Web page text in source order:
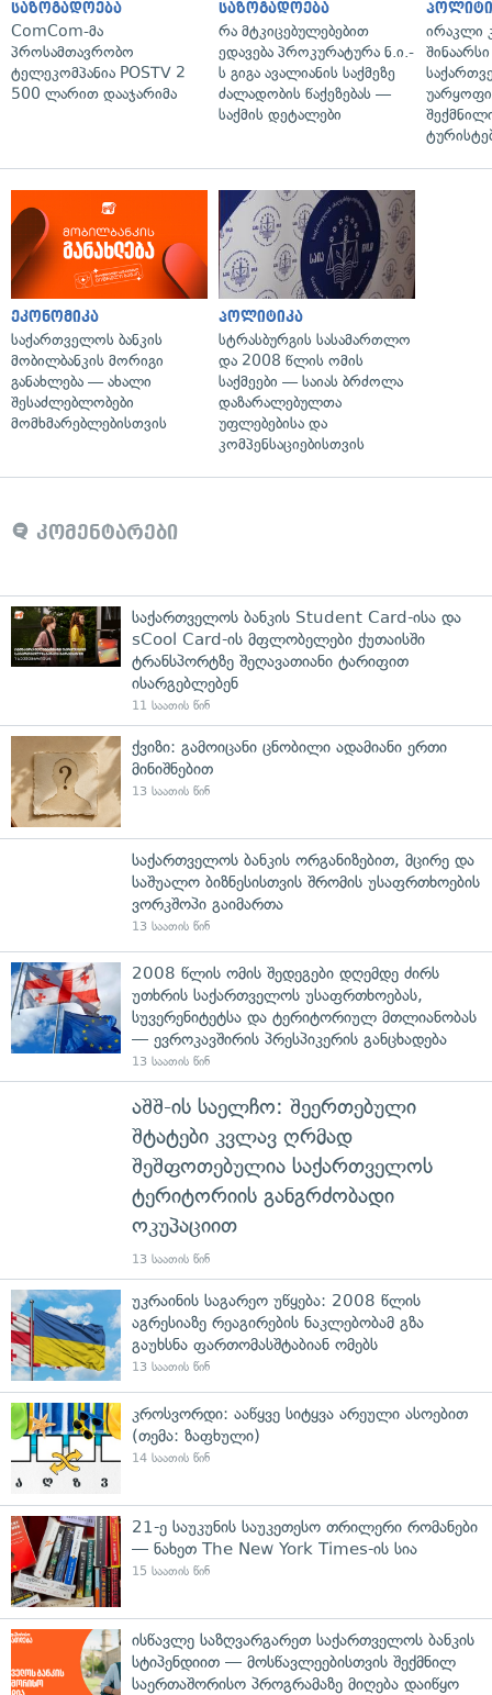
საზოგადოება
ComCom-მა
პროსამთავრობო
ტელეკომპანია POSTV 2
500 ლარით დააჯარიმა
საზოგადოება
რა მტკიცებულებებით
ედავება პროკურატურა ნ.ი.-
ს გიგა ავალიანის საქმეზე
ძალადობის წაქეზებას —
საქმის დეტალები
ირაკლი
ეკონომიკა
საქართველოს ბანკის
მობილბანკის მორიგი
განახლება — ახალი
შესაძლებლობები
მომხმარებლებისთვის
პოლიტიკა
სტრასბურგის სასამართლო
და 2008 წლის ომის
საქმეები — საიას ბრძოლა
დაზარალებულთა
უფლებებისა და
კომპენსაციებისთვის
კომენტარები
საქართველოს ბანკის Student Card-ისა და
sCool Card-ის მფლობელები ქუთაისში
ტრანსპორტზე შეღავათიანი ტარიფით
ისარგებლებენ
11 საათის წინ
ქვიზი: გამოიცანი ცნობილი ადამიანი ერთი
მინიშნებით
13 საათის წინ
საქართველოს ბანკის ორგანიზებით, მცირე და
საშუალო ბიზნესისთვის შრომის უსაფრთხოების
ვორკშოპი გაიმართა
13 საათის წინ
2008 წლის ომის შედეგები დღემდე ძირს
უთხრის საქართველოს უსაფრთხოებას,
სუვერენიტეტსა და ტერიტორიულ მთლიანობას
— ევროკავშირის პრესპიკერის განცხადება
13 საათის წინ
აშშ-ის საელჩო: შეერთებული
შტატები კვლავ ღრმად
შეშფოთებულია საქართველოს
ტერიტორიის განგრძობადი
ოკუპაციით
13 საათის წინ
უკრაინის საგარეო უწყება: 2008 წლის
აგრესიაზე რეაგირების ნაკლებობამ გზა
გაუხსნა ფართომასშტაბიან ომებს
13 საათის წინ
კროსვორდი: ააწყვე სიტყვა არეული ასოებით
(თემა: ზაფხული)
14 საათის წინ
21-ე საუკუნის საუკეთესო თრილერი რომანები
— ნახეთ The New York Times-ის სია
15 საათის წინ
ისწავლე საზღვარგარეთ საქართველოს ბანკის
სტიპენდიით — მოსწავლეებისთვის შექმნილ
საერთაშორისო პროგრამაზე მიღება დაიწყო